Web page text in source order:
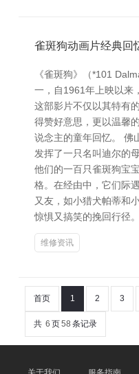
雀斑狗动画片经典回
《雀斑狗》（*101
一，自1961年上映以来
这部影片不仅以其特有
得赞好意思，更以温馨
说念主的童年回忆。 佛
发挥了一只名叫迪尔的
他们的一百只雀斑狗宝
格。在经由中，它们际
又友，如小猎犬帕蒂和
惊惧又搞笑的挽回行径
维修资讯
首页 1 2 3
共 6 页58 条记录